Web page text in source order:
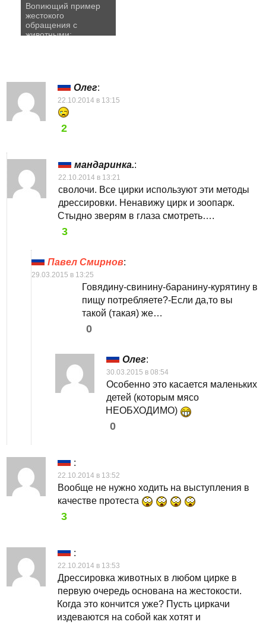
Вопиющий пример
жестокого
обращения с
животными:
Олег:
22.10.2014 в 13:15
2
мандаринка.:
22.10.2014 в 13:21
сволочи. Все цирки используют эти методы
дрессировки. Ненавижу цирк и зоопарк.
Стыдно зверям в глаза смотреть….
3
Павел Смирнов:
29.03.2015 в 13:25
Говядину-свинину-баранину-курятину в
пищу потребляете?-Если да,то вы
такой (такая) же…
0
Олег:
30.03.2015 в 08:54
Особенно это касается маленьких
детей (которым мясо
НЕОБХОДИМО)
0
:
22.10.2014 в 13:52
Вообще не нужно ходить на выступления в
качестве протеста
3
:
22.10.2014 в 13:53
Дрессировка животных в любом цирке в
первую очередь основана на жестокости.
Когда это кончится уже? Пусть циркачи
издеваются на собой как хотят и